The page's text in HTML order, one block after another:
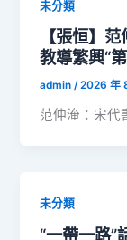
未分類
【張恒】
教導繁興“
admin/2026 年
范仲淹：宋代
未分類
“一帶一路”